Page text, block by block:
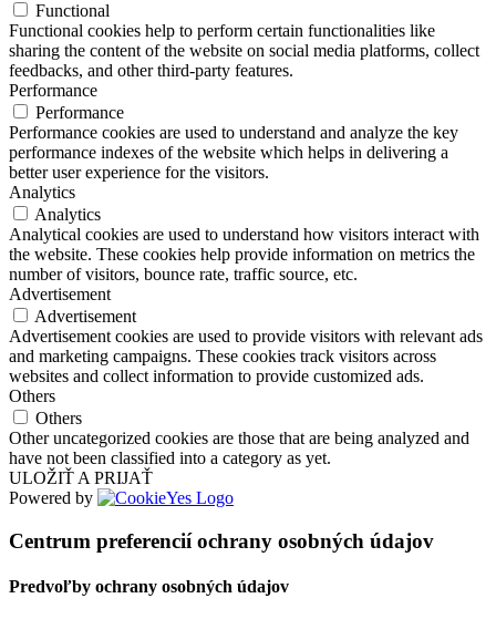
Functional
Functional cookies help to perform certain functionalities like
sharing the content of the website on social media platforms, collect
feedbacks, and other third-party features.
Performance
Performance
Performance cookies are used to understand and analyze the key
performance indexes of the website which helps in delivering a
better user experience for the visitors.
Analytics
Analytics
Analytical cookies are used to understand how visitors interact with
the website. These cookies help provide information on metrics the
number of visitors, bounce rate, traffic source, etc.
Advertisement
Advertisement
Advertisement cookies are used to provide visitors with relevant ads
and marketing campaigns. These cookies track visitors across
websites and collect information to provide customized ads.
Others
Others
Other uncategorized cookies are those that are being analyzed and
have not been classified into a category as yet.
ULOŽIŤ A PRIJAŤ
Powered by
Centrum preferencií ochrany osobných údajov
Predvoľby ochrany osobných údajov